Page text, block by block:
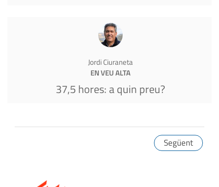
Jordi Ciuraneta
EN VEU ALTA
37,5 hores: a quin preu?
Següent